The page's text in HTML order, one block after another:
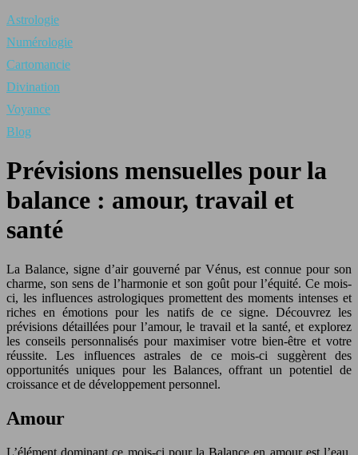
Astrologie
Numérologie
Cartomancie
Divination
Voyance
Blog
Prévisions mensuelles pour la
balance : amour, travail et
santé
La Balance, signe d’air gouverné par Vénus, est connue pour son
charme, son sens de l’harmonie et son goût pour l’équité. Ce mois-
ci, les influences astrologiques promettent des moments intenses et
riches en émotions pour les natifs de ce signe. Découvrez les
prévisions détaillées pour l’amour, le travail et la santé, et explorez
les conseils personnalisés pour maximiser votre bien-être et votre
réussite. Les influences astrales de ce mois-ci suggèrent des
opportunités uniques pour les Balances, offrant un potentiel de
croissance et de développement personnel.
Amour
L’élément dominant ce mois-ci pour la Balance en amour est l’eau.